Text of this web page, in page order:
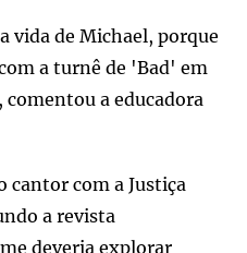
vida de Michael, porque
a turnê de 'Bad' em
a educadora
cantor com a Justiça
a revista
deveria explorar